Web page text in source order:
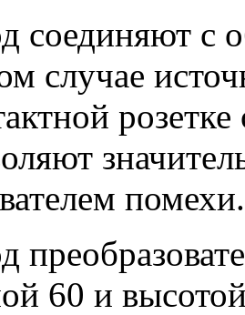
соединяют с
случае
помехи.
60 и